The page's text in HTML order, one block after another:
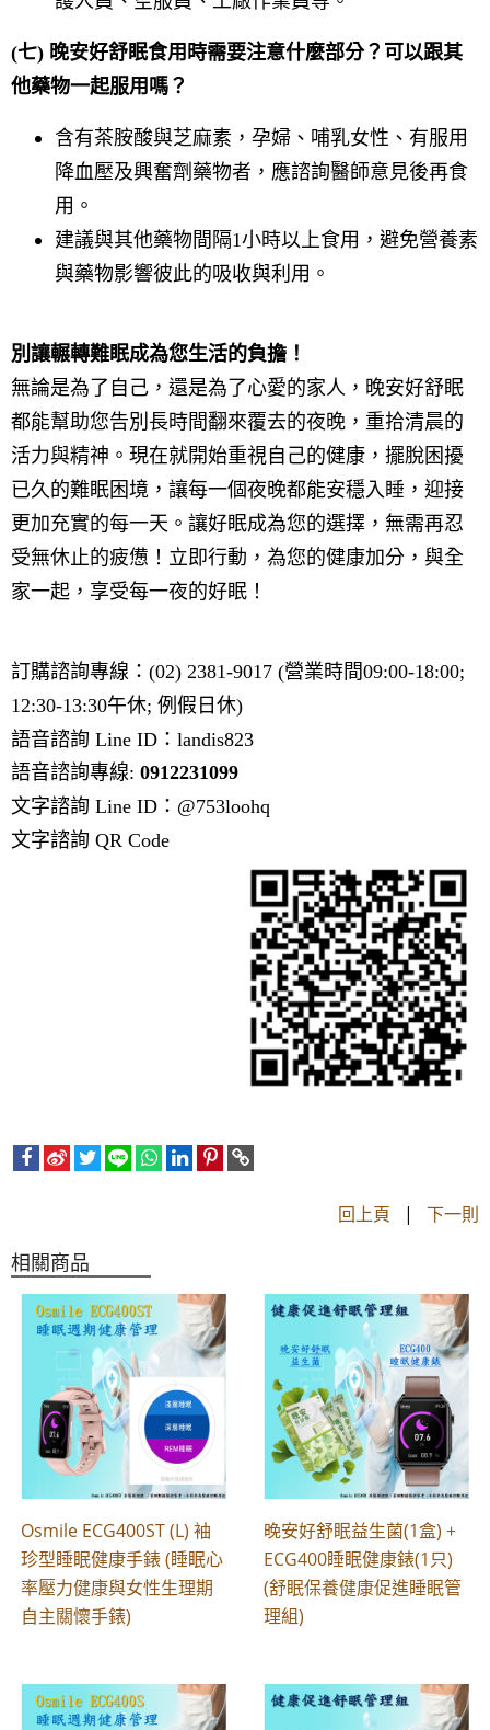
(七) 晚安好舒眠食用時需要注意什麼部分？可以跟其
他藥物一起服用嗎？
含有茶胺酸與芝麻素，孕婦、哺乳女性、有服用
降血壓及興奮劑藥物者，應諮詢醫師意見後再食
用。
建議與其他藥物間隔1小時以上食用，避免營養素
與藥物影響彼此的吸收與利用。
別讓輾轉難眠成為您生活的負擔！
無論是為了自己，還是為了心愛的家人，晚安好舒眠
都能幫助您告別長時間翻來覆去的夜晚，重拾清晨的
活力與精神。現在就開始重視自己的健康，擺脫困擾
已久的難眠困境，讓每一個夜晚都能安穩入睡，迎接
更加充實的每一天。讓好眠成為您的選擇，無需再忍
受無休止的疲憊！立即行動，為您的健康加分，與全
家一起，享受每一夜的好眠！
訂購諮詢專線：(02) 2381-9017 (營業時間09:00-18:00;
12:30-13:30午休; 例假日休)
語音諮詢 Line ID：landis823
語音諮詢專線: 0912231099
文字諮詢 Line ID：@753loohq
文字諮詢 QR Code
回上頁 | 下一則
相關商品
Osmile ECG400ST (L) 袖
珍型睡眠健康手錶 (睡眠心
率壓力健康與女性生理期
自主關懷手錶)
晚安好舒眠益生菌(1盒) +
ECG400睡眠健康錶(1只)
(舒眠保養健康促進睡眠管
理組)